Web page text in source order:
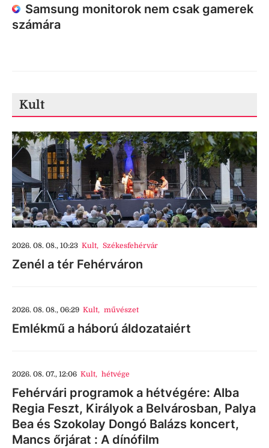
Samsung monitorok nem csak gamerek
számára
Kult
2026. 08. 08., 10:23 Kult, Székesfehérvár
Zenél a tér Fehérváron
2026. 08. 08., 06:29 Kult, művészet
Emlékmű a háború áldozataiért
2026. 08. 07., 12:06 Kult, hétvége
Fehérvári programok a hétvégére: Alba
Regia Feszt, Királyok a Belvárosban, Palya
Bea és Szokolay Dongó Balázs koncert,
Mancs őrjárat : A dínófilm